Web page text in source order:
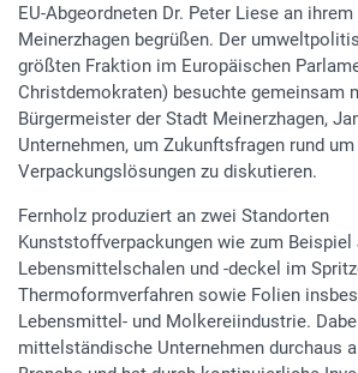
EU-Abgeordneten Dr. Peter Liese an
Meinerzhagen begrüßen. Der
größten Fraktion im Europäischen
Christdemokraten) besuchte gemeinsam
Bürgermeister der Stadt Meinerzhagen,
Unternehmen, um Zukunftsfragen rund
Verpackungslösungen zu diskutieren.
Fernholz produziert an zwei Standorten
Kunststoffverpackungen wie zum Beispiel
Lebensmittelschalen und -deckel im
Thermoformverfahren sowie Folien
Lebensmittel- und Molkereiindustrie.
mittelständische Unternehmen durchaus